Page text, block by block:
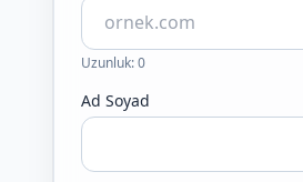
Uzunluk: 0
Ad Soyad